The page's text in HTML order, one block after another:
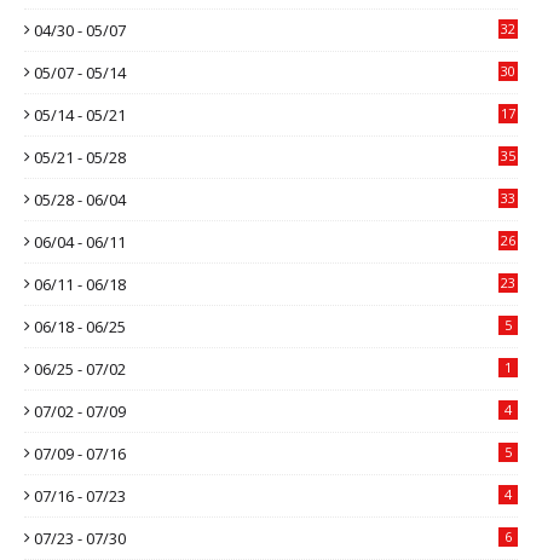
04/30 - 05/07 32
05/07 - 05/14 30
05/14 - 05/21 17
05/21 - 05/28 35
05/28 - 06/04 33
06/04 - 06/11 26
06/11 - 06/18 23
06/18 - 06/25 5
06/25 - 07/02 1
07/02 - 07/09 4
07/09 - 07/16 5
07/16 - 07/23 4
07/23 - 07/30 6